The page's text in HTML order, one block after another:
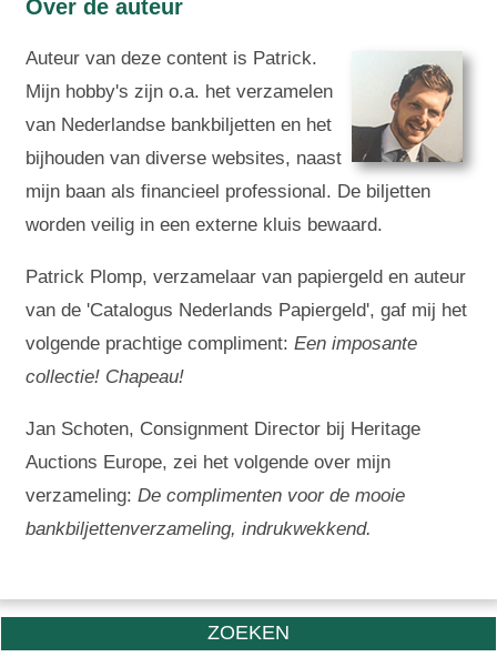
Over de auteur
Auteur van deze content is Patrick.
Mijn hobby's zijn o.a. het verzamelen
van Nederlandse bankbiljetten en het
bijhouden van diverse websites, naast
mijn baan als financieel professional. De biljetten
worden veilig in een externe kluis bewaard.
Patrick Plomp, verzamelaar van papiergeld en auteur
van de 'Catalogus Nederlands Papiergeld', gaf mij het
volgende prachtige compliment:Een imposante
collectie! Chapeau!
Jan Schoten, Consignment Director bij Heritage
Auctions Europe, zei het volgende over mijn
verzameling:De complimenten voor de mooie
bankbiljettenverzameling, indrukwekkend.
ZOEKEN